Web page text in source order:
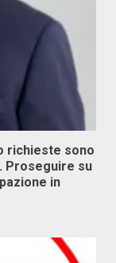
richieste sono
Proseguire su
in